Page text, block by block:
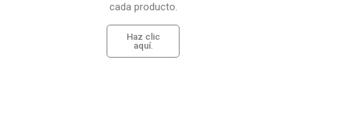
cada producto.
Haz clic
aquí.